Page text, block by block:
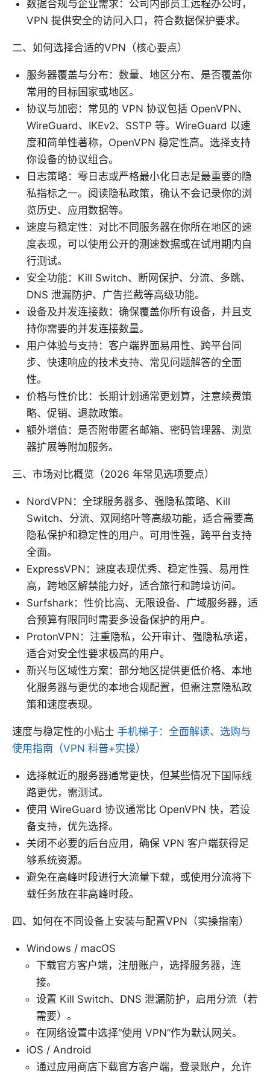
数据合规与企业需求：公司内部员工远程办公时，
VPN 提供安全的访问入口，符合数据保护要求。
二、如何选择合适的VPN（核心要点）
服务器覆盖与分布：数量、地区分布、是否覆盖你
常用的目标国家或地区。
协议与加密：常见的 VPN 协议包括 OpenVPN、
WireGuard、IKEv2、SSTP 等。WireGuard 以速
度和简单性著称，OpenVPN 稳定性高。选择支持
你设备的协议组合。
日志策略：零日志或严格最小化日志是最重要的隐
私指标之一。阅读隐私政策，确认不会记录你的浏
览历史、应用数据等。
速度与稳定性：对比不同服务器在你所在地区的速
度表现，可以使用公开的测速数据或在试用期内自
行测试。
安全功能：Kill Switch、断网保护、分流、多跳、
DNS 泄漏防护、广告拦截等高级功能。
设备及并发连接数：确保覆盖你所有设备，并且支
持你需要的并发连接数量。
用户体验与支持：客户端界面易用性、跨平台同
步、快速响应的技术支持、常见问题解答的全面
性。
价格与性价比：长期计划通常更划算，注意续费策
略、促销、退款政策。
额外增值：是否附带匿名邮箱、密码管理器、浏览
器扩展等附加服务。
三、市场对比概览（2026 年常见选项要点）
NordVPN：全球服务器多、强隐私策略、Kill
Switch、分流、双网络叶等高级功能，适合需要高
隐私保护和稳定性的用户。可用性强，跨平台支持
全面。
ExpressVPN：速度表现优秀、稳定性强、易用性
高，跨地区解禁能力好，适合旅行和跨境访问。
Surfshark：性价比高、无限设备、广域服务器，适
合预算有限同时需要多设备保护的用户。
ProtonVPN：注重隐私，公开审计、强隐私承诺，
适合对安全性要求极高的用户。
新兴与区域性方案：部分地区提供更低价格、本地
化服务器与更优的本地合规配置，但需注意隐私政
策和速度表现。
速度与稳定性的小贴士 手机梯子：全面解读、选购与
使用指南（VPN 科普+实操）
选择就近的服务器通常更快，但某些情况下国际线
路更优，需测试。
使用 WireGuard 协议通常比 OpenVPN 快，若设
备支持，优先选择。
关闭不必要的后台应用，确保 VPN 客户端获得足
够系统资源。
避免在高峰时段进行大流量下载，或使用分流将下
载任务放在非高峰时段。
四、如何在不同设备上安装与配置VPN（实操指南）
Windows / macOS
下载官方客户端，注册账户，选择服务器，连
接。
设置 Kill Switch、DNS 泄漏防护，启用分流（若
需要）。
在网络设置中选择“使用 VPN”作为默认网关。
iOS / Android
通过应用商店下载官方客户端，登录账户，允许